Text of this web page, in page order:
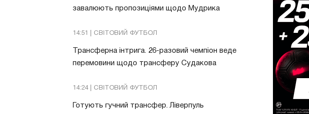
завалюють пропозиціями щодо Мудрика
14:51 | СВІТОВИЙ ФУТБОЛ
Трансферна інтрига. 26-разовий чемпіон веде
перемовини щодо трансферу Судакова
14:24 | СВІТОВИЙ ФУТБОЛ
Готують гучний трансфер. Ліверпуль